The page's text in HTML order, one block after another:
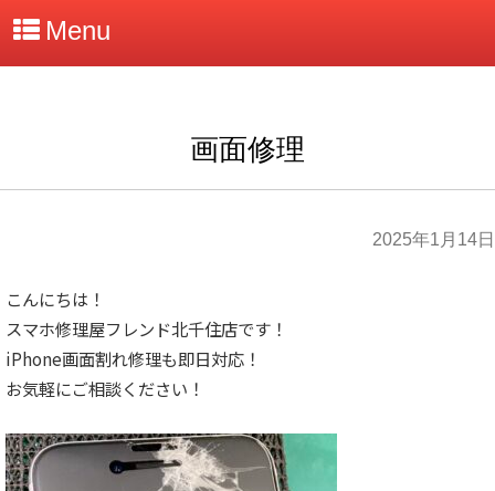
Menu
画面修理
2025年1月14日
こんにちは！
スマホ修理屋フレンド北千住店です！
iPhone画面割れ修理も即日対応！
お気軽にご相談ください！